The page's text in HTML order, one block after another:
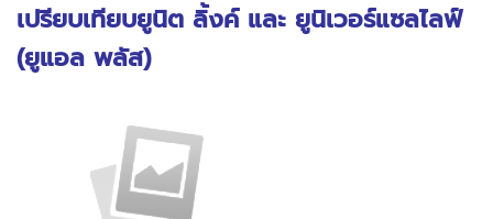
เปรียบเทียบยูนิต ลิ้งค์ และ ยูนิเวอร์แซลไลฟ์
(ยูแอล พลัส)